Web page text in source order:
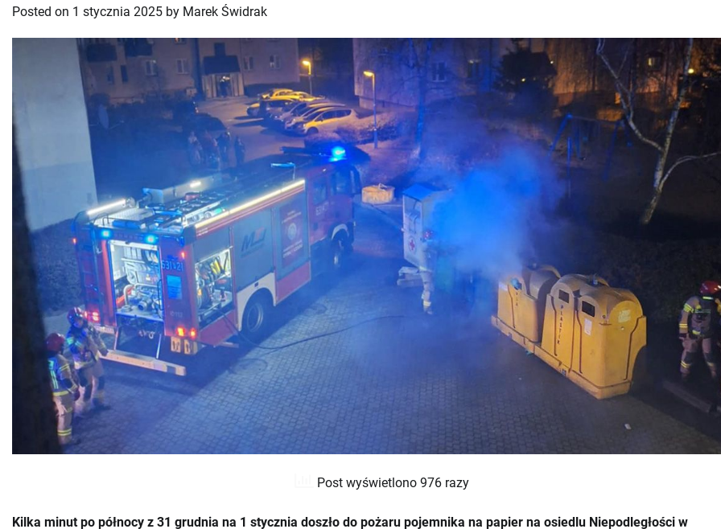
Posted on 1 stycznia 2025 by Marek Świdrak
Post wyświetlono 976 razy
Kilka minut po północy z 31 grudnia na 1 stycznia doszło do pożaru pojemnika na papier na osiedlu Niepodległości w